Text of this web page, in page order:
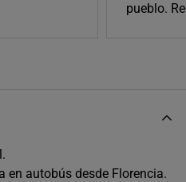
pueblo.
en autobús desde Florencia.